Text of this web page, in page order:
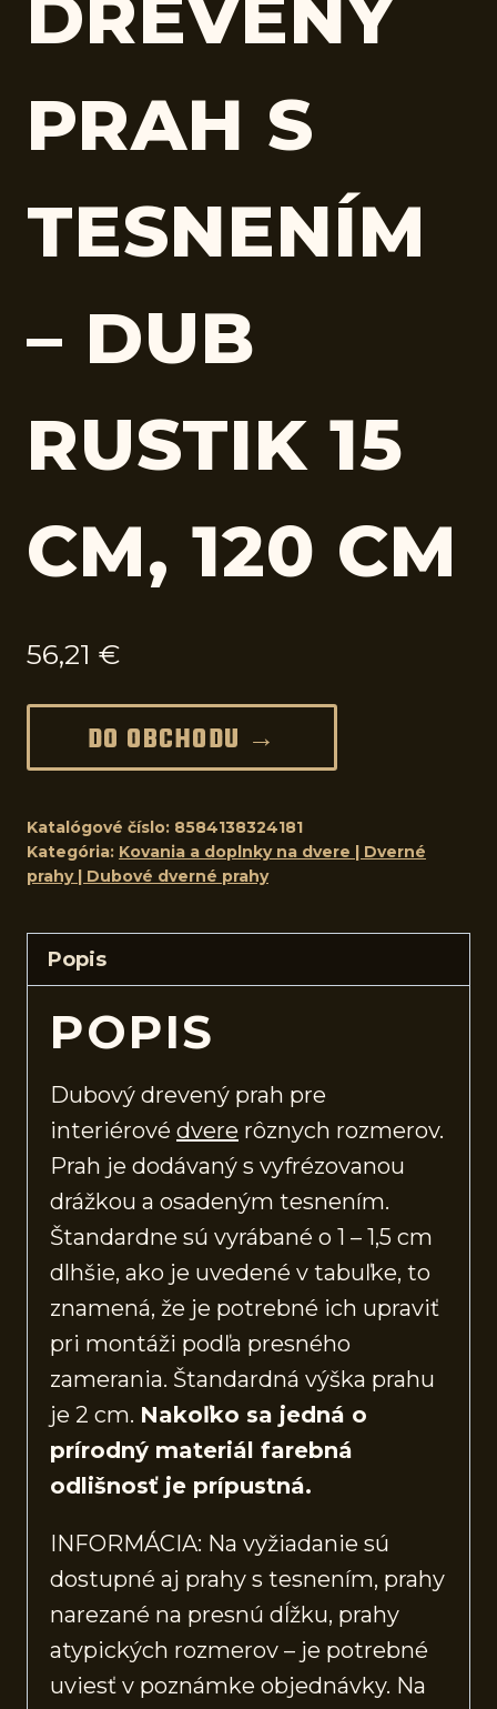
DREVENÝ
PRAH S
TESNENÍM
– DUB
RUSTIK 15
CM, 120 CM
56,21 €
DO OBCHODU →
Katalógové číslo: 8584138324181
Kategória: Kovania a doplnky na dvere | Dverné
prahy | Dubové dverné prahy
Popis
POPIS
Dubový drevený prah pre
interiérové dvere rôznych rozmerov.
Prah je dodávaný s vyfrézovanou
drážkou a osadeným tesnením.
Štandardne sú vyrábané o 1 – 1,5 cm
dlhšie, ako je uvedené v tabuľke, to
znamená, že je potrebné ich upraviť
pri montáži podľa presného
zamerania. Štandardná výška prahu
je 2 cm. Nakoľko sa jedná o
prírodný materiál farebná
odlišnosť je prípustná.
INFORMÁCIA: Na vyžiadanie sú
dostupné aj prahy s tesnením, prahy
narezané na presnú dĺžku, prahy
atypických rozmerov – je potrebné
uviesť v poznámke objednávky. Na